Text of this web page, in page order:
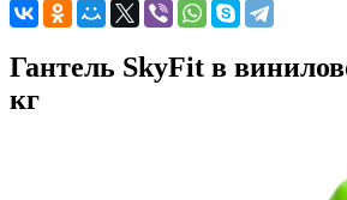
Гантель SkyFit в
кг